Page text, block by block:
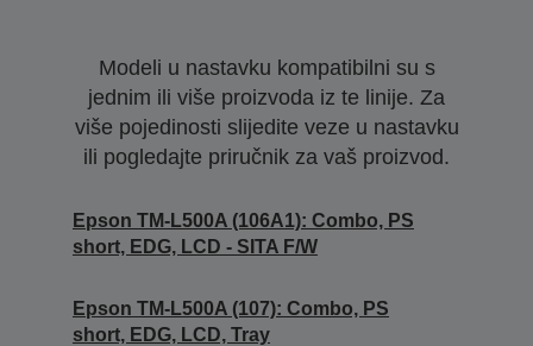
Modeli u nastavku kompatibilni su s
jednim ili više proizvoda iz te linije. Za
više pojedinosti slijedite veze u nastavku
ili pogledajte priručnik za vaš proizvod.
Epson TM-L500A (106A1): Combo, PS
short, EDG, LCD - SITA F/W
Epson TM-L500A (107): Combo, PS
short, EDG, LCD, Tray